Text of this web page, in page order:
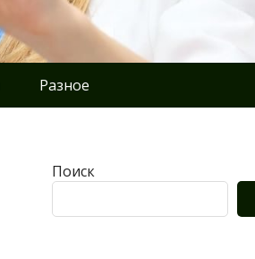
Разное
Поиск